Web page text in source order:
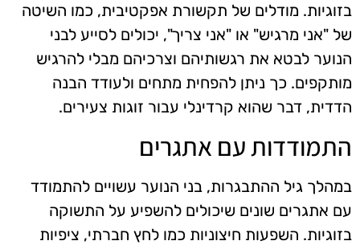
בזוגיות. מודלים של תקשורת אפקטיבית, כמו השיטה
של "אני מרגיש" או "אני צריך", יכולים לסייע לבני
הנוער לבטא את רגשותיהם וצרכיהם מבלי להרגיש
מותקפים. כך ניתן להפחית מתחים ולעודד הבנה
הדדית, דבר שהוא קרדינלי עבור זוגות צעירים.
התמודדות עם אתגרים
במהלך גיל ההתבגרות, בני הנוער עשויים להתמודד
עם אתגרים שונים שיכולים להשפיע על התשוקה
בזוגיות. השפעות חיצוניות כמו לחץ חברתי, ציפיות